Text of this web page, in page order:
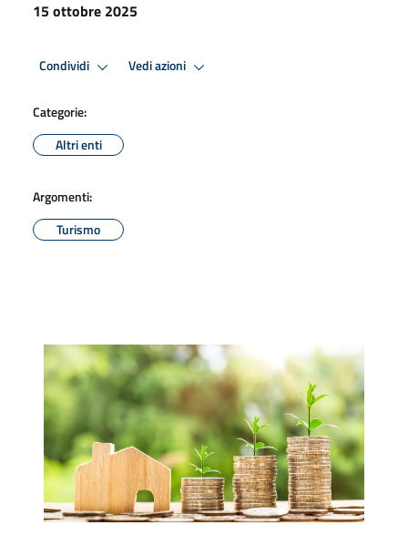
15 ottobre 2025
Condividi Vedi azioni
Categorie:
Altri enti
Argomenti:
Turismo